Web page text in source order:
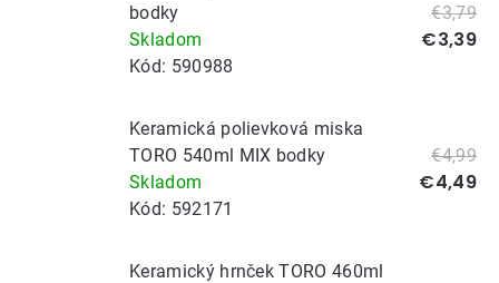
bodky
Skladom
Kód: 590988
€3,79
€3,39
Keramická polievková miska
TORO 540ml MIX bodky
Skladom
Kód: 592171
€4,99
€4,49
Keramický hrnček TORO 460ml